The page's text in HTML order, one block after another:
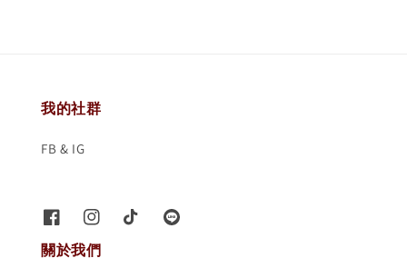
我的社群
FB & IG
關於我們